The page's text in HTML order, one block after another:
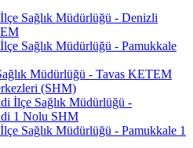
Sağlık Müdürlüğü - Denizli
Sağlık Müdürlüğü - Pamukkale
Müdürlüğü - Tavas KETEM
(SHM)
İlçe Sağlık Müdürlüğü -
1 Nolu SHM
Sağlık Müdürlüğü - Pamukkale 1